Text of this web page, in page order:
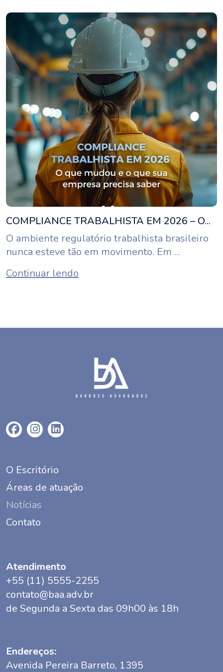
COMPLIANCE TRABALHISTA EM 2026 – O...
O ambiente regulatório trabalhista brasileiro
nunca esteve tão em movimento. Em ...
Continuar lendo
O Escritório
Áreas de atuação
Notícias
Contato
Atendimento
+55 (11) 5555-2255
contato@baa.adv.br
de Segunda a Sexta das 09h00 às 18h
Endereços:
Avenida Pereira Barreto, 1395